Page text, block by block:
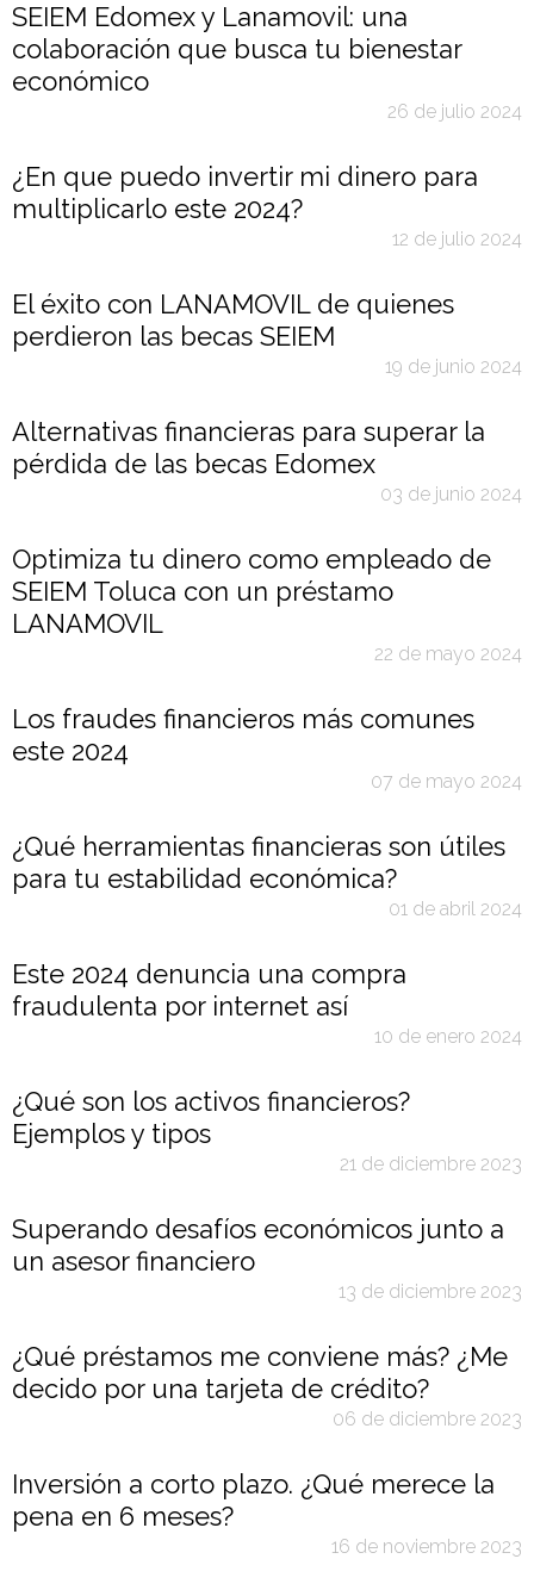
SEIEM Edomex y Lanamovil: una
colaboración que busca tu bienestar
económico
26 de julio 2024
¿En que puedo invertir mi dinero para
multiplicarlo este 2024?
12 de julio 2024
El éxito con LANAMOVIL de quienes
perdieron las becas SEIEM
19 de junio 2024
Alternativas financieras para superar la
pérdida de las becas Edomex
03 de junio 2024
Optimiza tu dinero como empleado de
SEIEM Toluca con un préstamo
LANAMOVIL
22 de mayo 2024
Los fraudes financieros más comunes
este 2024
07 de mayo 2024
¿Qué herramientas financieras son útiles
para tu estabilidad económica?
01 de abril 2024
Este 2024 denuncia una compra
fraudulenta por internet así
10 de enero 2024
¿Qué son los activos financieros?
Ejemplos y tipos
21 de diciembre 2023
Superando desafíos económicos junto a
un asesor financiero
13 de diciembre 2023
¿Qué préstamos me conviene más? ¿Me
decido por una tarjeta de crédito?
06 de diciembre 2023
Inversión a corto plazo. ¿Qué merece la
pena en 6 meses?
16 de noviembre 2023